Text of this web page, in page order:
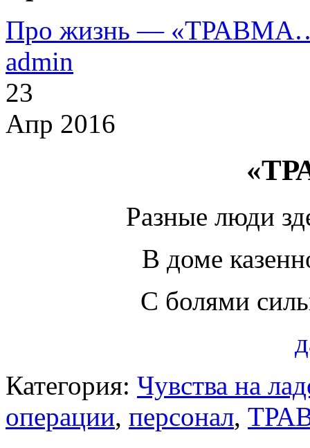
Про жизнь —
admin
23
Апр 2016
Разные люди
В доме
С болями
Категория: Чувства на
операции, персонал,